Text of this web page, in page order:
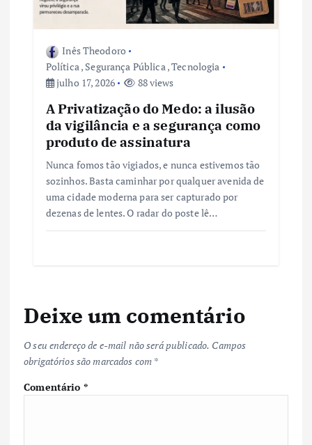
Inês Theodoro
Política, Segurança Pública,Tecnologia
julho 17, 2026
88 views
A Privatização do Medo: a ilusão
da vigilância e a segurança como
produto de assinatura
Nunca fomos tão vigiados, e nunca estivemos tão
sozinhos. Basta caminhar por qualquer avenida de
uma cidade moderna para ser capturado por
dezenas de lentes. O radar do poste lê…
Deixe um comentário
O seu endereço de e-mail não será publicado. Campos
obrigatórios são marcados com *
Comentário *